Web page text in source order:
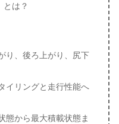
とは？
り、後ろ上がり、尻下
イリングと走行性能へ
態から最大積載状態ま